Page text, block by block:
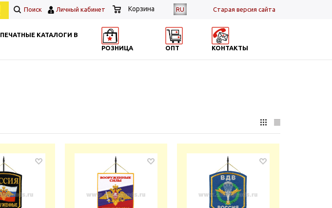
RU Cтарая версия сайта
Поиск Личный кабинет Корзина
ПЕЧАТНЫЕ КАТАЛОГИ В
РОЗНИЦА ОПТ КОНТАКТЫ